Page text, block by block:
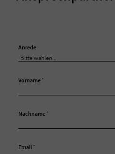
Anrede
Vorname *
Nachname *
Email *